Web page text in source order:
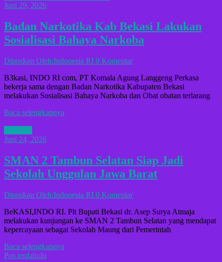
Juni 29, 2026
Badan Narkotika Kab Bekasi Lakukan
Sosialisasi Bahaya Narkoba
Diposkan Oleh:Indonesia RI 0 Komentar
B3kasi, INDO RI com, PT Komala Agung Langgeng Perkasa
bekerja sama dengan Badan Narkotika Kabupaten Bekasi
melakukan Sosialisasi Bahaya Narkoba dan Obat obatan terlarang
Baca selengkapnya
Juni 24, 2026
SMAN 2 Tambun Selatan Siap Jadi
Sekolah Unggulan Jawa Barat
Diposkan Oleh:Indonesia RI 0 Komentar
BeKASI,INDO RI. Plt Bupati Bekasi dr. Asep Surya Atmaja
melakukan kunjungan ke SMAN 2 Tambun Selatan yang mendapat
kepercayaan sebagai Sekolah Maung dari Pemerintah
Baca selengkapnya
Navigasi
Pos terdahulu